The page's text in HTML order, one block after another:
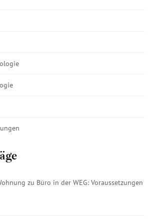
zu Büro in der WEG: Voraussetzungen